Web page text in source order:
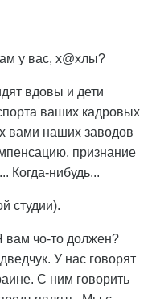
у вас, х@хлы?
вдовы и дети
ваших кадровых
вами наших заводов
признание
Когда-нибудь...
студии).
чо-то должен?
У нас говорят
С ним говорить